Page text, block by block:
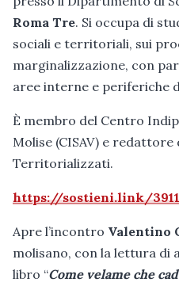
Roma Tre. Si occupa di
sociali e territoriali, sui
marginalizzazione, con
aree interne e periferiche
È membro del Centro
Molise (CISAV) e
Territorializzati.
https://sostieni.link/
Apre l’incontro Valentino
molisano, con la lettura di
libro “Come velame che